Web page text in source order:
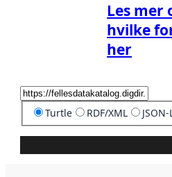
Les mer
hvilke
her
Turtle RDF/XML JSON-